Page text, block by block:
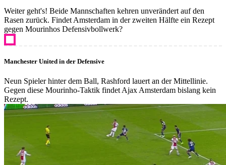
Weiter geht's! Beide Mannschaften kehren unverändert auf den
Rasen zurück. Findet Amsterdam in der zweiten Hälfte ein Rezept
gegen Mourinhos Defensivbollwerk?
Manchester United in der Defensive
Neun Spieler hinter dem Ball, Rashford lauert an der Mittellinie.
Gegen diese Mourinho-Taktik findet Ajax Amsterdam bislang kein
Rezept.